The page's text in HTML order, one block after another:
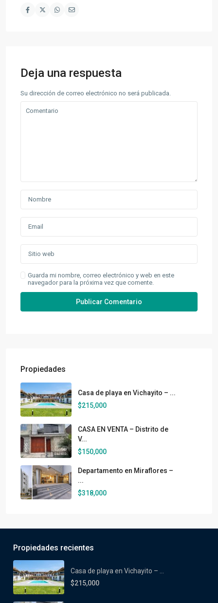
Deja una respuesta
Su dirección de correo electrónico no será publicada.
Guarda mi nombre, correo electrónico y web en este
navegador para la próxima vez que comente.
Propiedades
Casa de playa en Vichayito – ...
$215,000
CASA EN VENTA – Distrito de
V...
$150,000
Departamento en Miraflores –
...
$318,000
Propiedades recientes
Casa de playa en Vichayito – ...
$215,000